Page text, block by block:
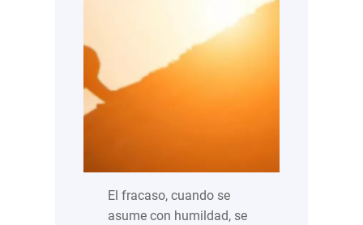
El fracaso, cuando se
asume con humildad, se